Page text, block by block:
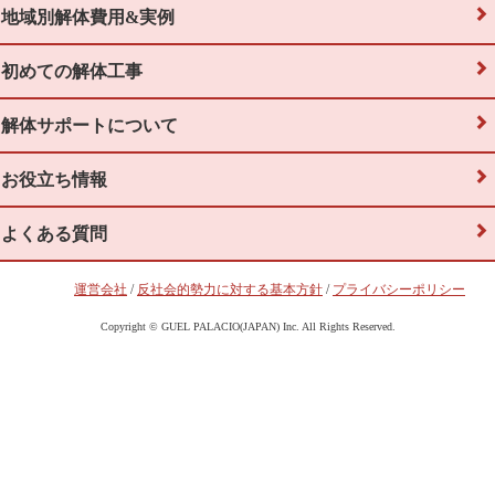
地域別解体費用&実例
初めての解体工事
解体サポートについて
お役立ち情報
よくある質問
運営会社 / 反社会的勢力に対する基本方針 / プライバシーポリシー
Copyright © GUEL PALACIO(JAPAN) Inc. All Rights Reserved.